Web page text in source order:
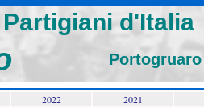
d'Italia
Portogruaro
2022 2021